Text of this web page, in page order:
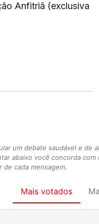
Anfitriã (exclusiva
um debate saudável e de
abaixo você concorda
cada mensagem.
Mais votados